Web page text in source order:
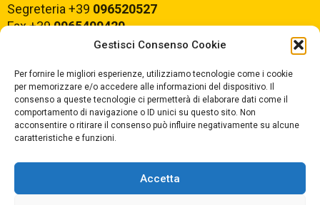
Gestisci Consenso Cookie
Per fornire le migliori esperienze, utilizziamo tecnologie come i cookie
per memorizzare e/o accedere alle informazioni del dispositivo. Il
consenso a queste tecnologie ci permetterà di elaborare dati come il
comportamento di navigazione o ID unici su questo sito. Non
acconsentire o ritirare il consenso può influire negativamente su alcune
caratteristiche e funzioni.
Accetta
Segreteria +39 096520527
Fax +390965499420
E-mail: rcvc010005@istruzione.it
PEC:rcvc010005@pec.istruzione.it
ORARIO DI APERTURA
Dal lunedì al Venerdì
dalle ore 07,00 alle ore 18,30